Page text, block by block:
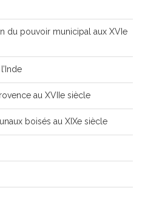
du pouvoir municipal aux XVIe
au XVIIe siècle
boisés au XIXe siècle